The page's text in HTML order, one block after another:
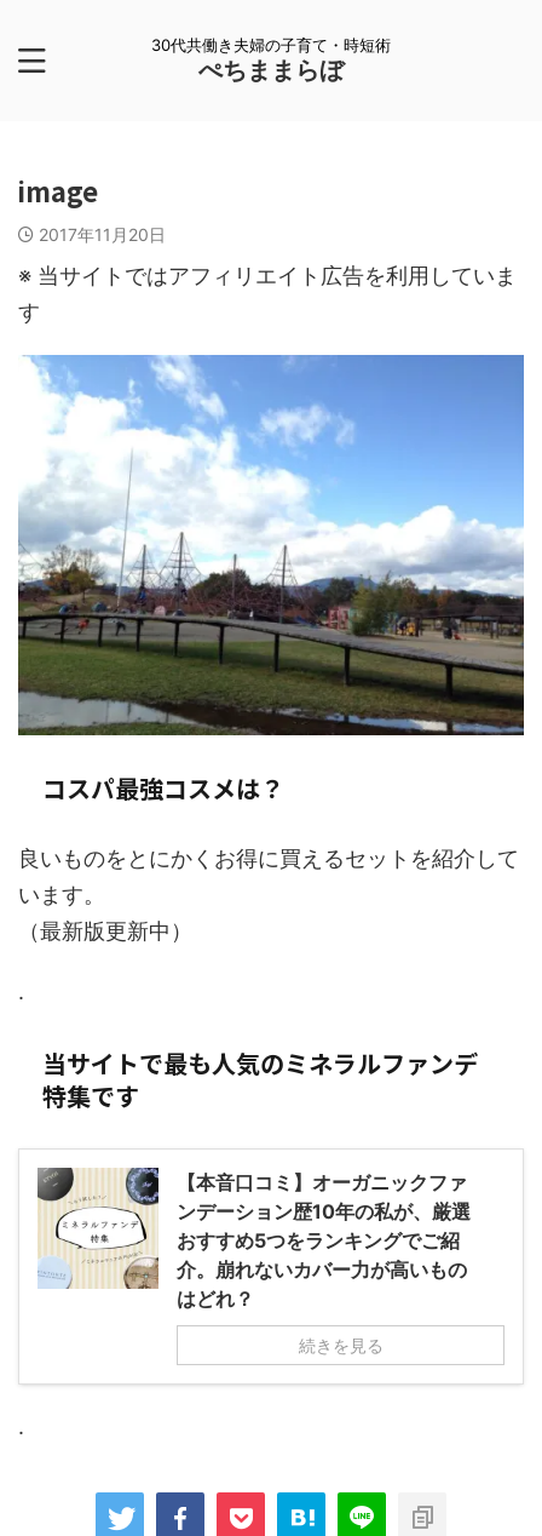
30代共働き夫婦の子育て・時短術
ぺちままらぼ
image
2017年11月20日
※ 当サイトではアフィリエイト広告を利用していま
す
コスパ最強コスメは？
良いものをとにかくお得に買えるセットを紹介して
います。
（最新版更新中）
.
当サイトで最も人気のミネラルファンデ
特集です
【本音口コミ】オーガニックファ
ンデーション歴10年の私が、厳選
おすすめ5つをランキングでご紹
介。崩れないカバー力が高いもの
はどれ？
続きを見る
.